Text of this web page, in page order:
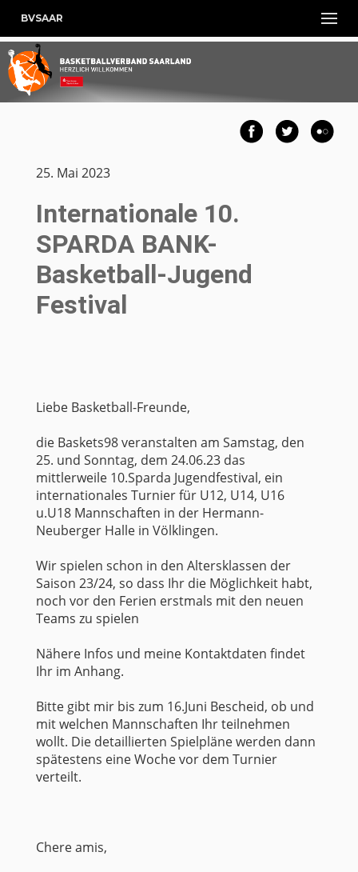
BVSAAR
25. Mai 2023
Internationale 10.
SPARDA BANK-
Basketball-Jugend
Festival
Liebe Basketball-Freunde,
die Baskets98 veranstalten am Samstag, den
25. und Sonntag, dem 24.06.23 das
mittlerweile 10.Sparda Jugendfestival, ein
internationales Turnier für U12, U14, U16
u.U18 Mannschaften in der Hermann-
Neuberger Halle in Völklingen.
Wir spielen schon in den Altersklassen der
Saison 23/24, so dass Ihr die Möglichkeit habt,
noch vor den Ferien erstmals mit den neuen
Teams zu spielen
Nähere Infos und meine Kontaktdaten findet
Ihr im Anhang.
Bitte gibt mir bis zum 16.Juni Bescheid, ob und
mit welchen Mannschaften Ihr teilnehmen
wollt. Die detaillierten Spielpläne werden dann
spätestens eine Woche vor dem Turnier
verteilt.
Chere amis,